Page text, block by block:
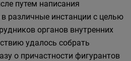
путем написания
различные инстанции с целью
органов внутренних
удалось собрать
о причастности фигурантов